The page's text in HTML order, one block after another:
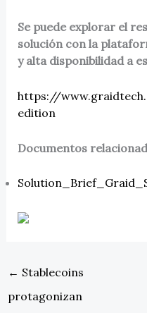
Se puede explorar el
solución con la
y alta disponibilidad a
https://
edition
Documentos
← Stablecoins
protagonizan